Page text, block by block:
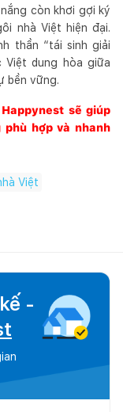
còn khơi gợi ký
nhà Việt hiện đại.
thần “tái sinh giải
Việt dung hòa giữa
bền vững.
Happynest sẽ giúp
hợp và nhanh
Việt
-